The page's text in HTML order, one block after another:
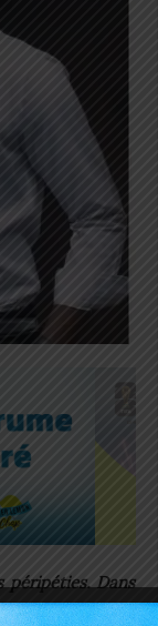
Dans
pour créer de